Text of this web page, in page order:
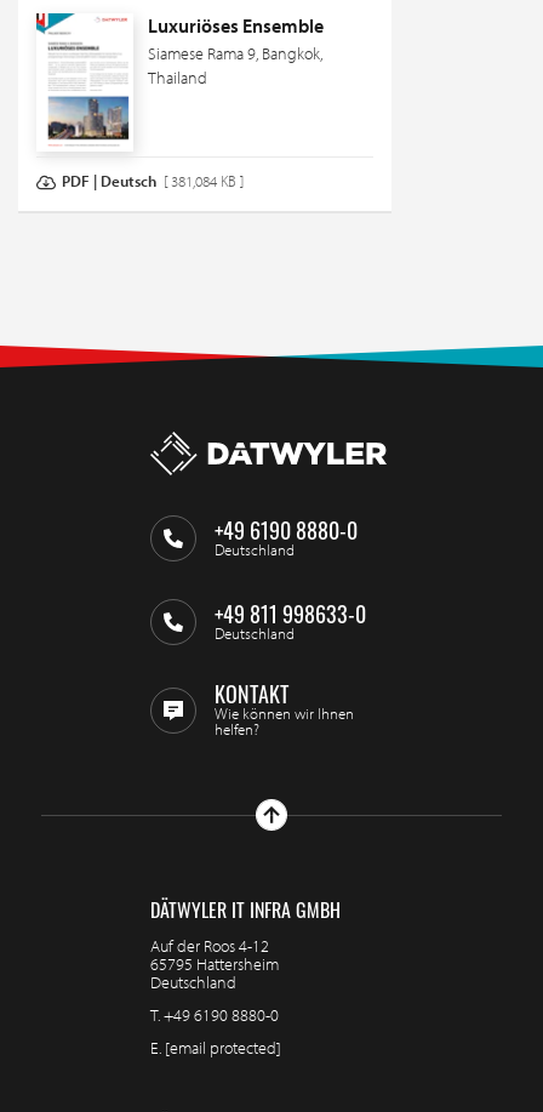
Luxuriöses Ensemble
Siamese Rama 9, Bangkok,
Thailand
PDF | Deutsch [ 381,084 KB ]
+49 6190 8880-0
Deutschland
+49 811 998633-0
Deutschland
KONTAKT
Wie können wir Ihnen
helfen?
DÄTWYLER IT INFRA GMBH
Auf der Roos 4-12
65795 Hattersheim
Deutschland
T.+49 6190 8880-0
E. [email protected]